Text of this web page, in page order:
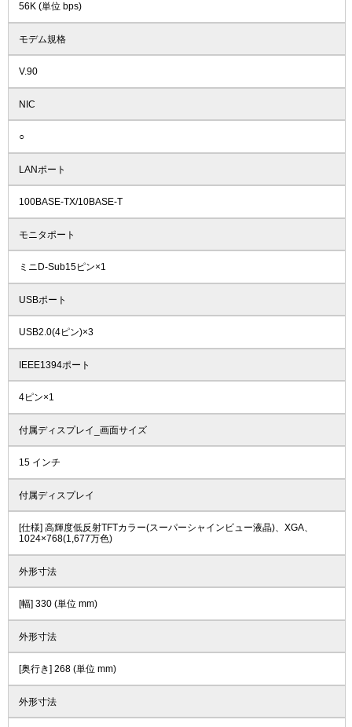
56K (単位 bps)
モデム規格
V.90
NIC
○
LANポート
100BASE-TX/10BASE-T
モニタポート
ミニD-Sub15ピン×1
USBポート
USB2.0(4ピン)×3
IEEE1394ポート
4ピン×1
付属ディスプレイ_画面サイズ
15 インチ
付属ディスプレイ
[仕様] 高輝度低反射TFTカラー(スーパーシャインビュー液晶)、XGA、
1024×768(1,677万色)
外形寸法
[幅] 330 (単位 mm)
外形寸法
[奥行き] 268 (単位 mm)
外形寸法